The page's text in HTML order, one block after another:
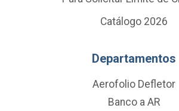
Catálogo 2026
Departamentos
Aerofolio Defletor
Banco a AR